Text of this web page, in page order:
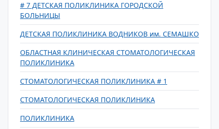
# 7 ДЕТСКАЯ ПОЛИКЛИНИКА ГОРОДСКОЙ
БОЛЬНИЦЫ
ДЕТСКАЯ ПОЛИКЛИНИКА ВОДНИКОВ им. СЕМАШКО
ОБЛАСТНАЯ КЛИНИЧЕСКАЯ СТОМАТОЛОГИЧЕСКАЯ
ПОЛИКЛИНИКА
СТОМАТОЛОГИЧЕСКАЯ ПОЛИКЛИНИКА # 1
СТОМАТОЛОГИЧЕСКАЯ ПОЛИКЛИНИКА
ПОЛИКЛИНИКА